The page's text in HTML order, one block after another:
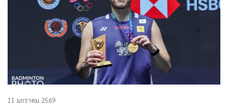
11 มกราคม 2569